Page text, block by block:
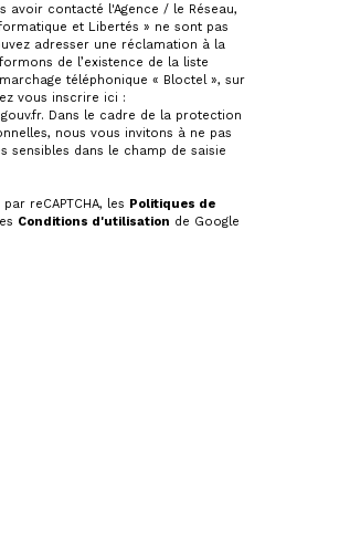
avoir contacté l'Agence / le Réseau,
et Libertés » ne sont pas
adresser une réclamation à la
de l’existence de la liste
téléphonique « Bloctel », sur
vous inscrire ici :
. Dans le cadre de la protection
nous vous invitons à ne pas
sensibles dans le champ de saisie
reCAPTCHA, les Politiques de
Conditions d'utilisation de Google